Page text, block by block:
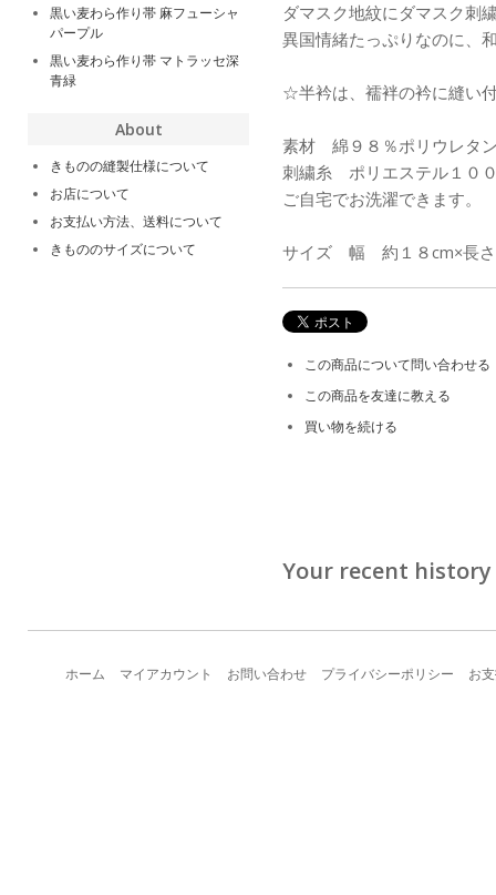
ダマスク地紋にダマスク刺
異国情緒たっぷりなのに、
☆半衿は、襦袢の衿に縫い
素材 綿９８％ポリウレタ
刺繍糸 ポリエステル１０
ご自宅でお洗濯できます。
サイズ 幅 約１８cm×長さ
この商品について問い合わせる
この商品を友達に教える
買い物を続ける
Your recent history
黒い麦わら作り帯 麻フューシャ
パープル
黒い麦わら作り帯 マトラッセ深
青緑
About
きものの縫製仕様について
お店について
お支払い方法、送料について
きもののサイズについて
ホーム マイアカウント お問い合わせ プライバシーポリシー お